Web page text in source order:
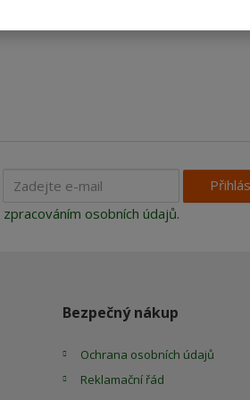
zpracováním osobních údajů.
Bezpečný nákup
Ochrana osobních údajů
Reklamační řád